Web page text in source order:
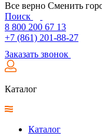
Все верно Сменить
Поиск
8 800 200 67 13
+7 (861) 201-88-27
Заказать звонок
Каталог
Каталог